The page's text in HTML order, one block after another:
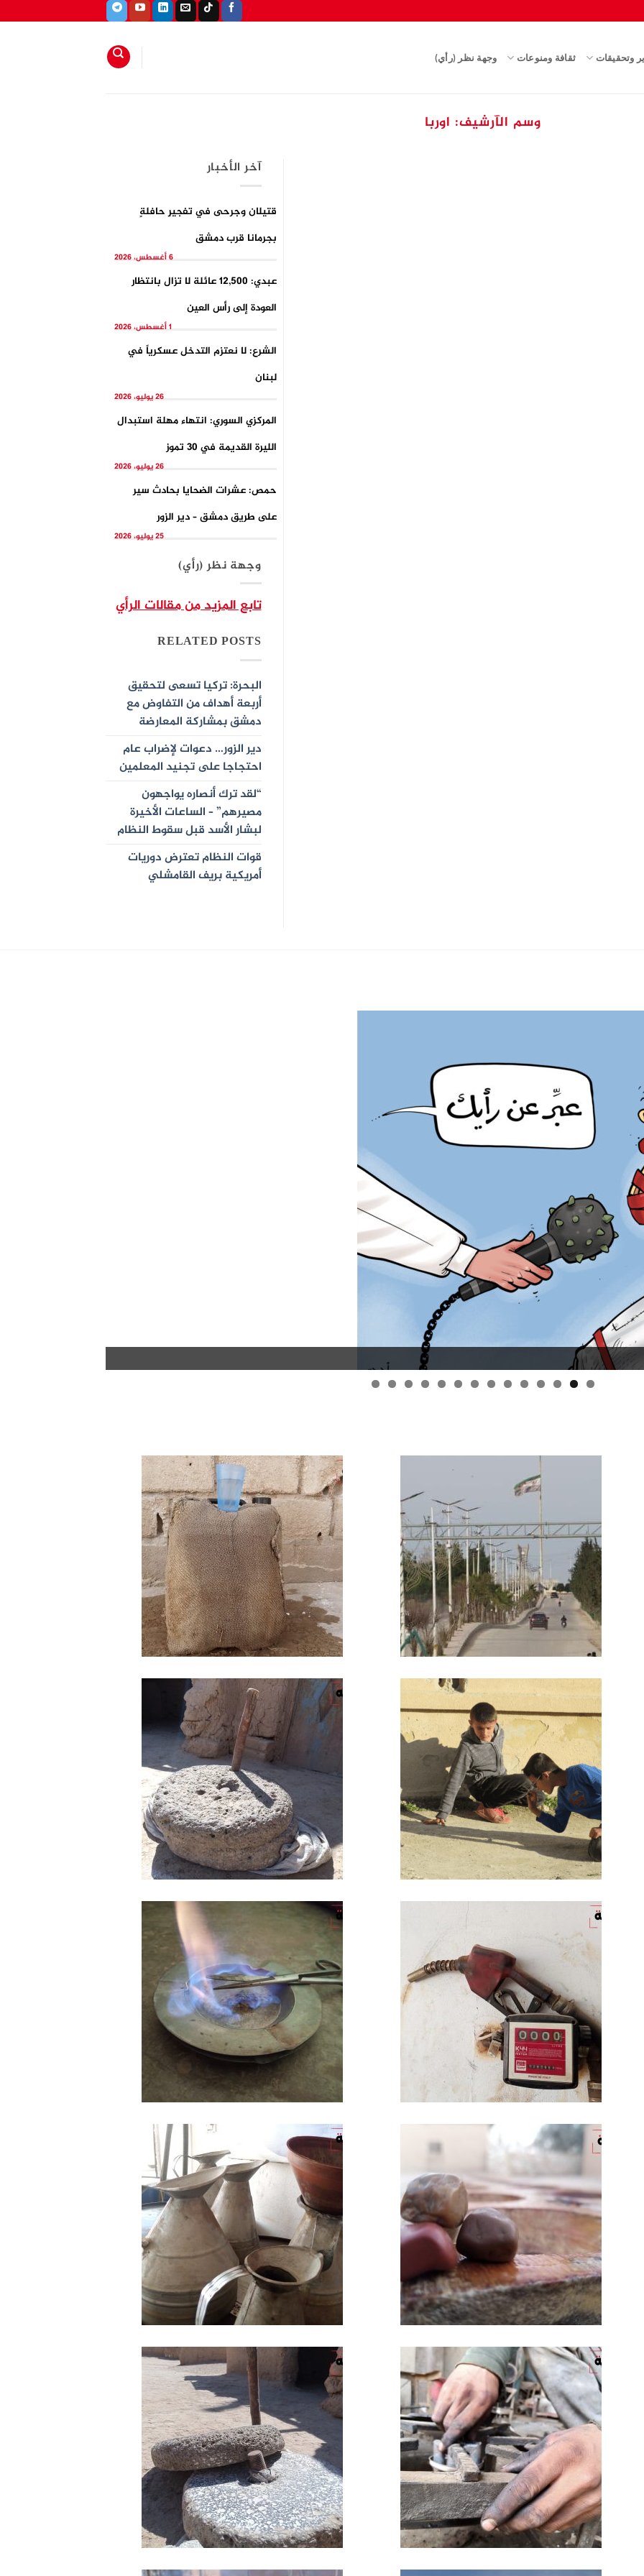
وتحقيقات ثقافة ومنوعات وجهة نظر (رأي)
وسم الآرشيف: اوربا
آخر الأخبار
قتيلان وجرحى في تفجيرِ حافلةٍ
بجرمانا قرب دمشق
6 أغسطس، 2026
عبدي: 12,500 عائلة لا تزال بانتظار
العودة إلى رأس العين
1 أغسطس، 2026
الشرع: لا نعتزم التدخل عسكرياً في
لبنان
26 يوليو، 2026
المركزي السوري: انتهاء مهلة استبدال
الليرة القديمة في 30 تموز
26 يوليو، 2026
حمص: عشرات الضحايا بحادث سير
على طريق دمشق – دير الزور
25 يوليو، 2026
وجهة نظر (رأي)
تابع المزيد من مقالات الرأي
RELATED POSTS
البحرة: تركيا تسعى لتحقيق
أربعة أهداف من التفاوض مع
دمشق بمشاركة المعارضة
دير الزور… دعوات لإضراب عام
احتجاجا على تجنيد المعلمين
“لقد ترك أنصاره يواجهون
مصيرهم” – الساعات الأخيرة
لبشار الأسد قبل سقوط النظام
قوات النظام تعترض دوريات
أمريكية بريف القامشلي
قيصر